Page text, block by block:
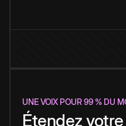
UNE VOIX POUR 99 % DU
Étendez